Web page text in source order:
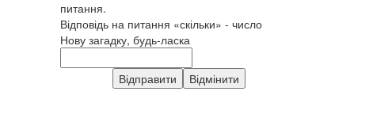
питання.
Відповідь на питання «скільки» - число
Нову загадку, будь-ласка